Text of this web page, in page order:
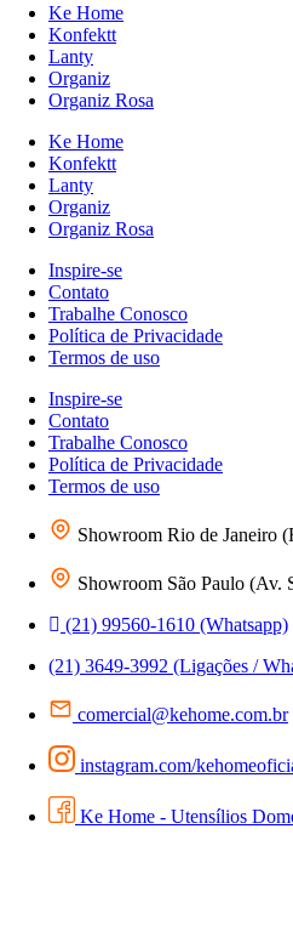
Ke Home
Konfektt
Lanty
Organiz
Organiz Rosa
Ke Home
Konfektt
Lanty
Organiz
Organiz Rosa
Inspire-se
Contato
Trabalhe Conosco
Política de Privacidade
Termos de uso
Inspire-se
Contato
Trabalhe Conosco
Política de Privacidade
Termos de uso
Showroom Rio de Janeiro
Showroom São Paulo (Av.
(21) 99560-1610 (Whatsapp)
(21) 3649-3992 (Ligações /
comercial@kehome.com.br
instagram.com/
Ke Home - Utensílios